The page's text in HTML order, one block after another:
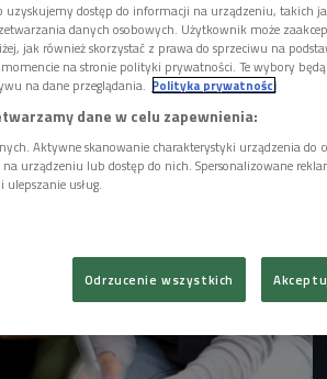
dostęp do informacji na urządzeniu, takich
danych osobowych. Użytkownik może
jak również skorzystać z prawa do sprzeciwu na
na stronie polityki prywatności. Te wybory
na dane przeglądania. Polityka prywatności
dane w celu zapewnienia:
Aktywne skanowanie charakterystyki urządzenia do
urządzeniu lub dostęp do nich. Spersonalizowane
usług.
Odrzucenie wszystkich